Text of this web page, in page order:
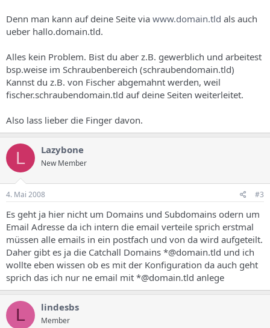
Denn man kann auf deine Seite via www.domain.tld als auch
ueber hallo.domain.tld.
Alles kein Problem. Bist du aber z.B. gewerblich und arbeitest
bsp.weise im Schraubenbereich (schraubendomain.tld)
Kannst du z.B. von Fischer abgemahnt werden, weil
fischer.schraubendomain.tld auf deine Seiten weiterleitet.
Also lass lieber die Finger davon.
L Lazybone
New Member
4. Mai 2008 #3
Es geht ja hier nicht um Domains und Subdomains odern um
Email Adresse da ich intern die email verteile sprich erstmal
müssen alle emails in ein postfach und von da wird aufgeteilt.
Daher gibt es ja die Catchall Domains *@domain.tld und ich
wollte eben wissen ob es mit der Konfiguration da auch geht
sprich das ich nur ne email mit *@domain.tld anlege
L lindesbs
Member